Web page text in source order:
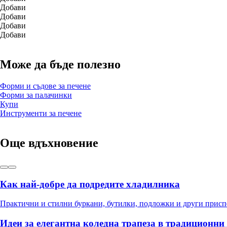
Добави
Добави
Добави
Добави
Може да бъде полезно
Форми и съдове за печене
Форми за палачинки
Купи
Инструменти за печене
Още вдъхновение
Как най-добре да подредите хладилника
Практични и стилни буркани, бутилки, подложки и други
Идеи за елегантна коледна трапеза в традиционни